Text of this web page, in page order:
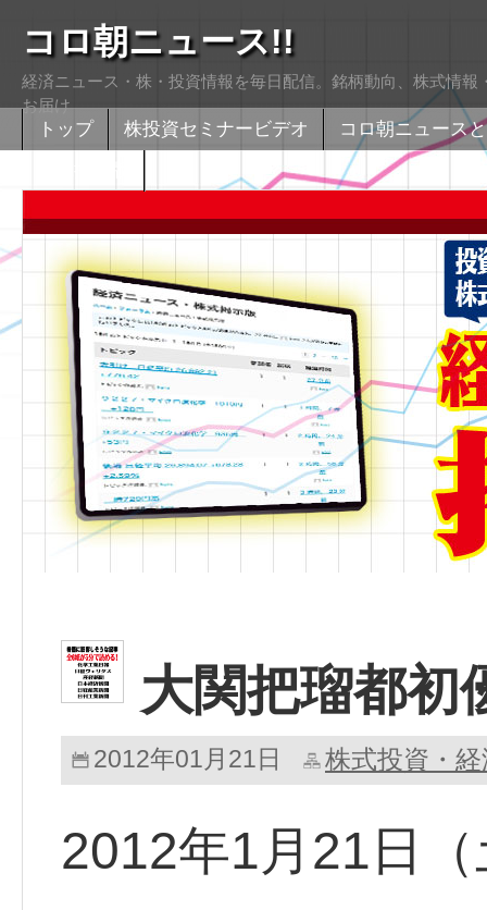
コロ朝ニュース!!
経済ニュース・株・投資情報を毎日配信。銘柄動向、株式情
お届け
トップ 株投資セミナービデオ
コロ朝ニュース
大関把瑠都初
2012年01月21日 株式投資・
2012年1月21日